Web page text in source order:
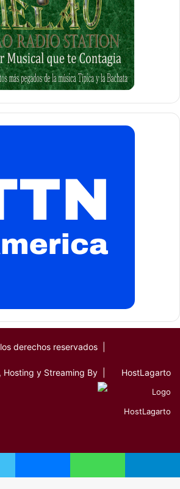
la ubicación de los destinos de esta
en buenas manos.
derechos reservados |
Hosting y Streaming By |
HostLagarto
Messenger WhatsApp Telegram